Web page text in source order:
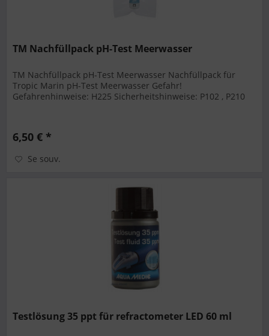
TM Nachfüllpack pH-Test Meerwasser
TM Nachfüllpack pH-Test Meerwasser Nachfüllpack für
Tropic Marin pH-Test Meerwasser Gefahr!
Gefahrenhinweise: H225 Sicherheitshinweise: P102 , P210
6,50 € *
Se souv.
Testlösung 35 ppt für refractometer LED 60 ml